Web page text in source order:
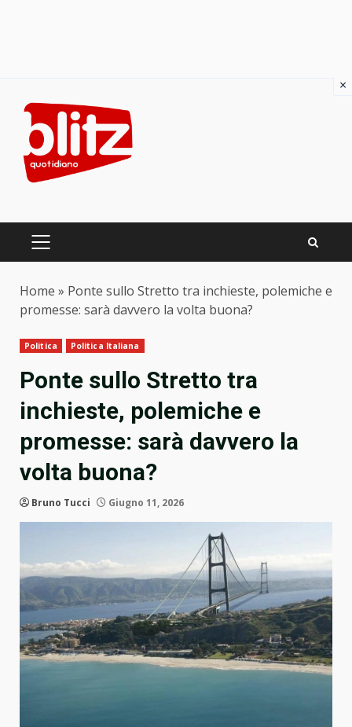
content
PRIMARY
Home » Ponte sullo Stretto tra inchieste, polemiche e
promesse: sarà davvero la volta buona?
Politica Politica Italiana
Ponte sullo Stretto tra
inchieste, polemiche e
promesse: sarà davvero la
volta buona?
Bruno Tucci Giugno 11, 2026
×